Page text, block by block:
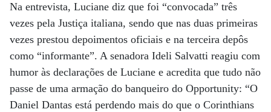
Na entrevista, Luciane diz que foi “convocada” três
vezes pela Justiça italiana, sendo que nas duas primeiras
vezes prestou depoimentos oficiais e na terceira depôs
como “informante”. A senadora Ideli Salvatti reagiu com
humor às declarações de Luciane e acredita que tudo não
passe de uma armação do banqueiro do Opportunity: “O
Daniel Dantas está perdendo mais do que o Corinthians